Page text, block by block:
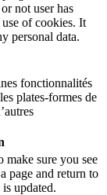
not user has
of cookies. It
personal data.
fonctionnalités
plates-formes de
sure you see
page and return to
updated.